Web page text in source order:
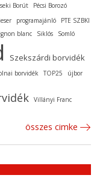
Borút Pécsi Borozó
programajánló
PTE SZBKI
blanc Siklós Somló
Szekszárdi borvidék
borvidék TOP25 újbor
Villányi Franc
összes cimke